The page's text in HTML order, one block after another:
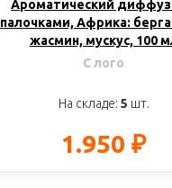
Ароматический
палочками, Африка:
жасмин, мускус, 100
С лого
На складе: 5 шт.
1.950 ₽